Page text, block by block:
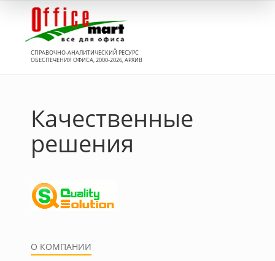
СПРАВОЧНО-АНАЛИТИЧЕСКИЙ РЕСУРС
ОБЕСПЕЧЕНИЯ ОФИСА, 2000-2026, АРХИВ
Качественные
решения
О КОМПАНИИ